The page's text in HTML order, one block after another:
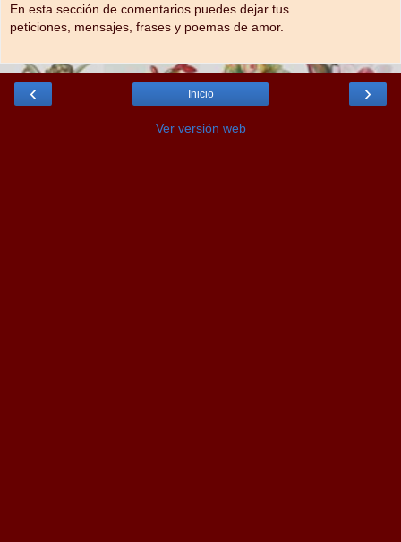
En esta sección de comentarios puedes dejar tus
peticiones, mensajes, frases y poemas de amor.
‹ ›
Inicio
Ver versión web